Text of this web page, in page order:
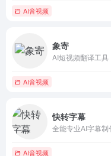
AI音视频
象寄
AI短视频翻译工
AI音视频
快转字幕
全能专业AI字幕
AI音视频